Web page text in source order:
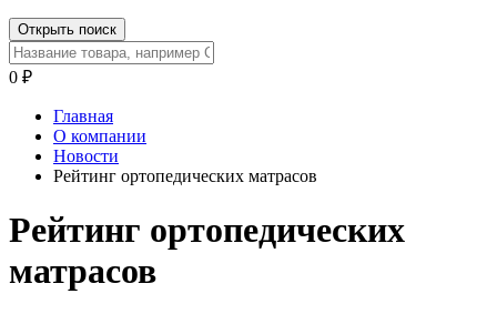
Открыть поиск
0 ₽
Главная
О компании
Новости
Рейтинг ортопедических матрасов
Рейтинг ортопедических
матрасов